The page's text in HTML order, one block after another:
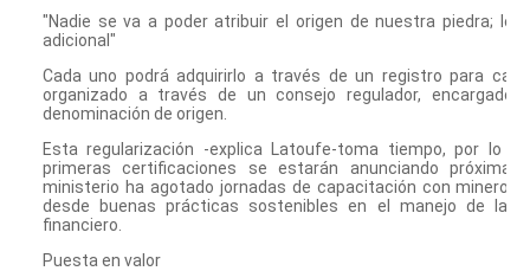
"Nadie se va a poder atribuir el origen de nuestra piedra; le
adicional"
Cada uno podrá adquirirlo a través de un registro para
organizado a través de un consejo regulador,
denominación de origen.
Esta regularización -explica Latoufe-toma tiempo, por lo
primeras certificaciones se estarán anunciando
ministerio ha agotado jornadas de capacitación con mineros
desde buenas prácticas sostenibles en el manejo de la
financiero.
Puesta en valor